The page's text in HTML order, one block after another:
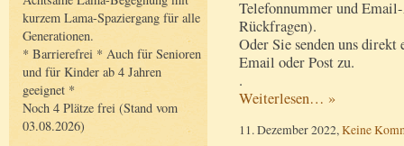
kurzem Lama-Spaziergang für alle
Generationen.
* Barrierefrei * Auch für Senioren
und für Kinder ab 4 Jahren
geeignet *
Noch 4 Plätze frei (Stand vom
03.08.2026)
Telefonnummer und
Rückfragen).
Oder Sie senden uns
Email oder Post zu.
.
Weiterlesen… »
11. Dezember 2022,Keine